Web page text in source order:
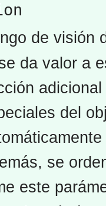
de visión
da valor a
del
se
este